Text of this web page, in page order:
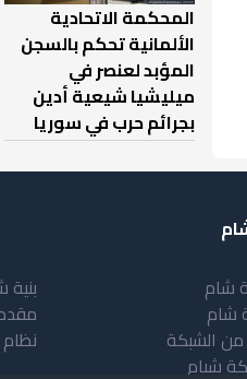
المحكمة الاتحادية
الألمانية تحكم بالسجن
المؤبد لعنصر في
ميليشيا شيعية أدين
بجرائم حرب في سوريا
شام
شام
الشبكة
شبام